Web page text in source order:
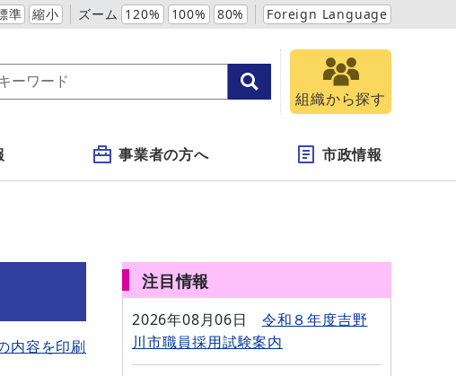
準 縮小 ズーム 120% 100% 80% Foreign Language
組織から探す
事業者の方へ 市政情報
内容を印刷
注目情報
2026年08月06日
令和８年度吉野
川市職員採用試験案内